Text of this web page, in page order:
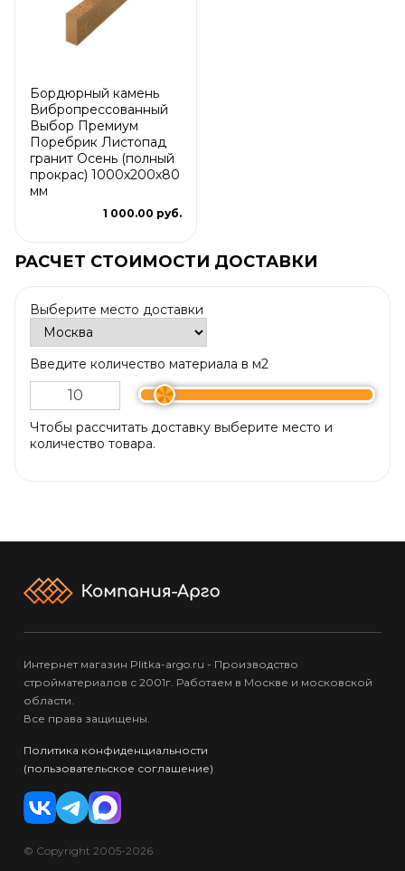
Бордюрный камень
Вибропрессованный
Выбор Премиум
Поребрик Листопад
гранит Осень (полный
прокрас) 1000х200х80
мм
1 000.00 руб.
РАСЧЕТ СТОИМОСТИ ДОСТАВКИ
Выберите место доставки
Введите количество материала в м2
Чтобы рассчитать доставку выберите место и
количество товара.
Интернет магазин Plitka-argo.ru - Производство
стройматериалов с 2001г. Работаем в Москве и московской
области.
Все права защищены.
Политика конфиденциальности
(пользовательское соглашение)
© Copyright 2005-2026